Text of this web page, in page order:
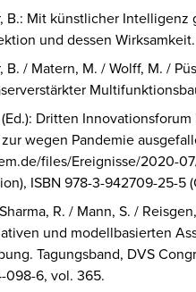
B.: Mit künstlicher
und dessen
B. / Matern, M. / Wolff, M. /
Dritten
wegen Pandemie
files/Ereignisse/2020-
ISBN 978-3-942709-25-5
R. / Mann, S. /
und modellbasierten
Tagungsband, DVS
098-6, vol. 365.